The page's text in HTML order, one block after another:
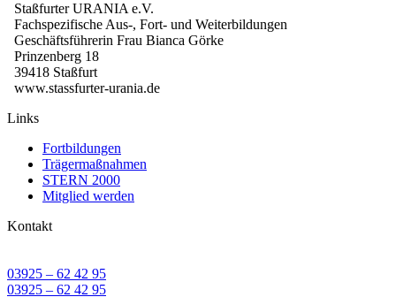
Staßfurter URANIA e.V.
Fachspezifische Aus-, Fort- und Weiterbildungen
Geschäftsführerin Frau Bianca Görke
Prinzenberg 18
39418 Staßfurt
www.stassfurter-urania.de
Links
Fortbildungen
Trägermaßnahmen
STERN 2000
Mitglied werden
Kontakt
03925 – 62 42 95
03925 – 62 42 95